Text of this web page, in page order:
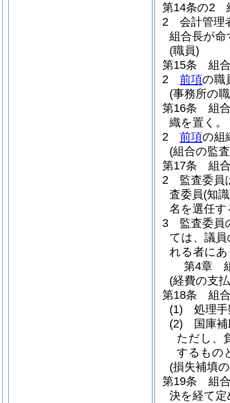
第14条の2
2
会計管理
組合長が命
(職員)
第15条
組
2
前項の職
(事務所の
第16条
組
織を置く。
2
前項の組
(組合の監
第17条
組
2
監査委員
査委員(知
名を選任す
3
監査委員
ては、議
れる者に
第4章
(経費の支
第18条
組
(1)
処理
(2)
国庫
ただし、
するもの
(損失補填
第19条
組
決を経て